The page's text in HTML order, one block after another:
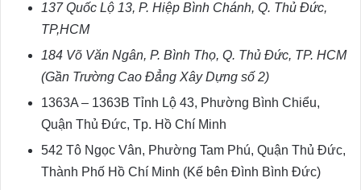
137 Quốc Lộ 13, P. Hiệp Bình Chánh, Q. Thủ Đức,
TP,HCM
184 Võ Văn Ngân, P. Bình Thọ, Q. Thủ Đức, TP. HCM
(Gần Trường Cao Đẳng Xây Dựng số 2)
1363A – 1363B Tỉnh Lộ 43, Phường Bình Chiểu,
Quận Thủ Đức, Tp. Hồ Chí Minh
542 Tô Ngọc Vân, Phường Tam Phú, Quận Thủ Đức,
Thành Phố Hồ Chí Minh (Kế bên Đình Bình Đức)